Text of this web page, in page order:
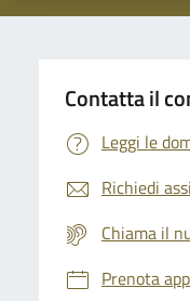
Contatta il
Leggi le
Richiedi
Chiama il
Prenota